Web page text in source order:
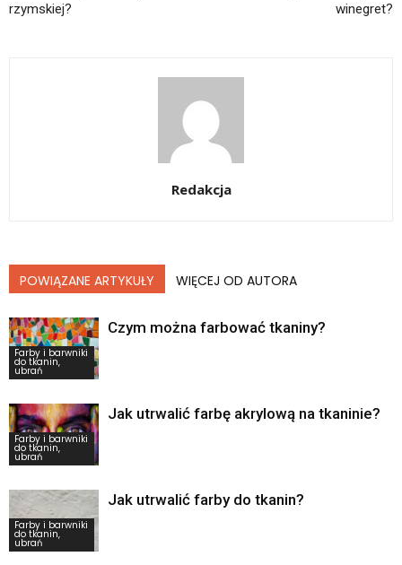
rzymskiej?
winegret?
Redakcja
POWIĄZANE ARTYKUŁY WIĘCEJ OD AUTORA
Farby i barwniki
do tkanin,
ubrań
Czym można farbować tkaniny?
Farby i barwniki
do tkanin,
ubrań
Jak utrwalić farbę akrylową na tkaninie?
Farby i barwniki
do tkanin,
ubrań
Jak utrwalić farby do tkanin?